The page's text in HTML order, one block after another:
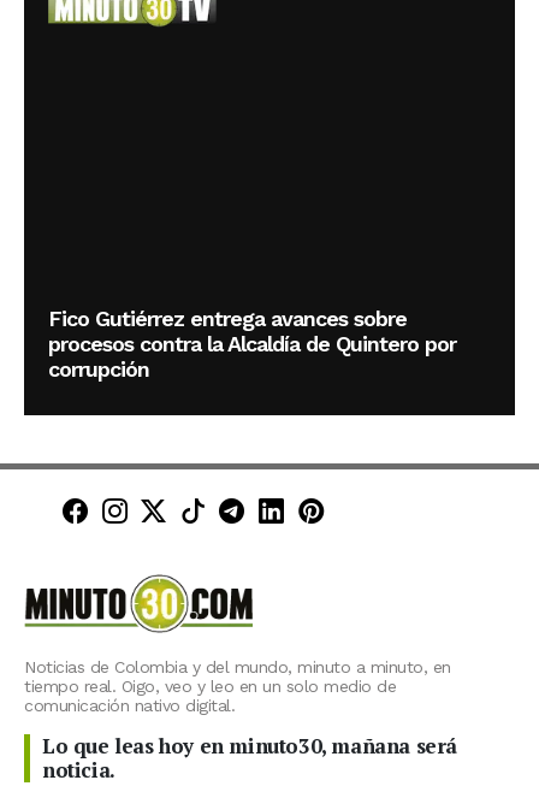
Fico Gutiérrez entrega avances sobre
procesos contra la Alcaldía de Quintero por
corrupción
Minuto30 en Facebook
Minuto30 en Instagram
Minuto30 en X (Twitter)
Minuto30 en TikTok
Canal de Minuto30 en
Minuto30 en LinkedIn
Minuto30 en
Noticias de Colombia y del mundo, minuto a minuto, en
tiempo real. Oigo, veo y leo en un solo medio de
comunicación nativo digital.
Lo que leas hoy en minuto30, mañana será
noticia.